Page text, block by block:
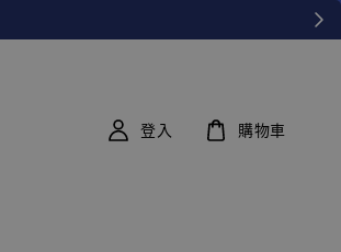
登入 購物車